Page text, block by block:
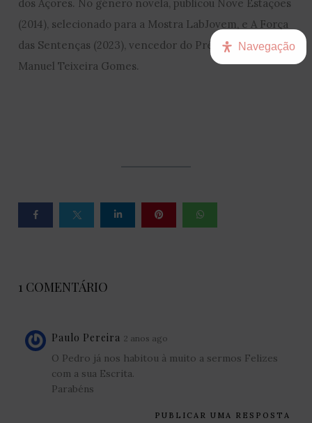
dos Açores. No género novela, publicou Nove Estações
(2014), selecionado para a Mostra LabJovem, e A Força
das Sentenças (2023), vencedor do Prémio Literário
Manuel Teixeira Gomes.
1 COMENTÁRIO
Paulo Pereira 2 anos ago
PUBLICAR UMA RESPOSTA
O Pedro já nos habitou à muito a sermos Felizes
com a sua Escrita.
Parabéns
Navegação